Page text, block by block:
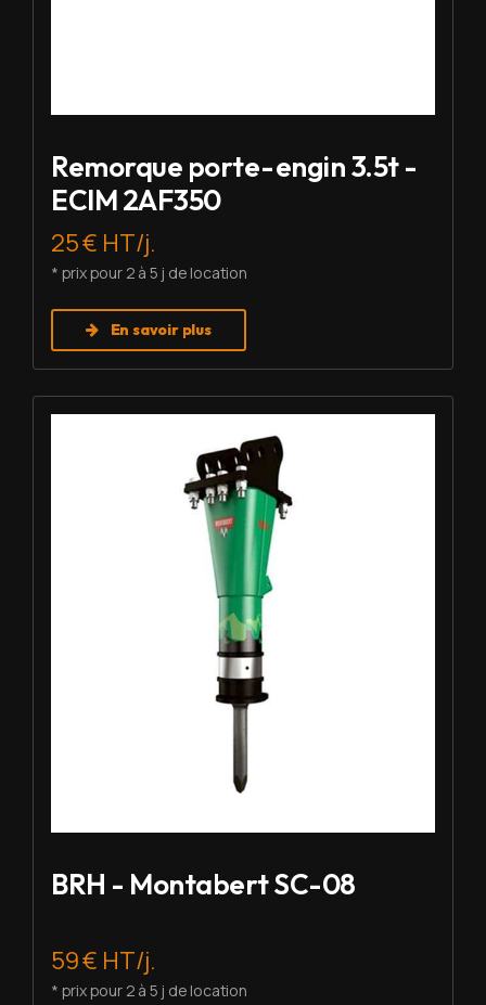
Remorque porte-engin 3.5t -
ECIM 2AF350
25 € HT/j.
* prix pour 2 à 5 j de location
En savoir plus
BRH - Montabert SC-08
59 € HT/j.
* prix pour 2 à 5 j de location
Louer BRH - Montabert SC-08